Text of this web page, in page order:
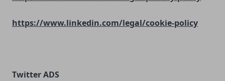
https://www.linkedin.com/legal/cookie-policy
Twitter ADS